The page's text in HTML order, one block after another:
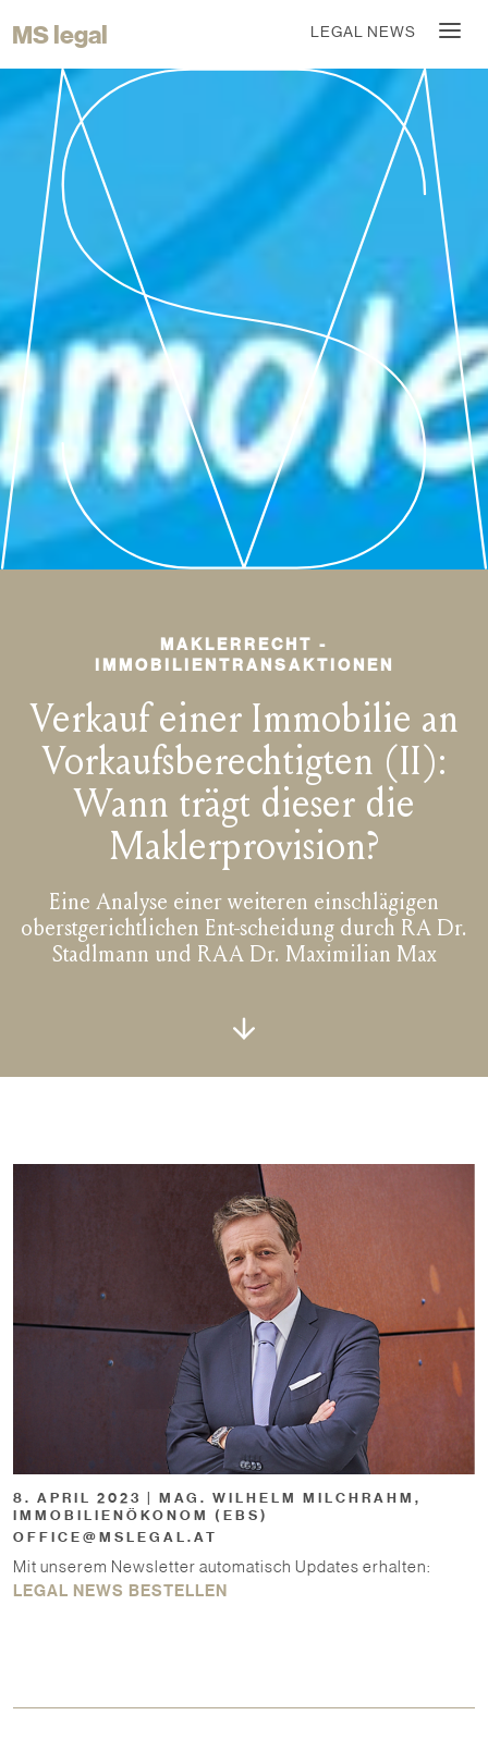
MS legal LEGAL NEWS
MAKLERRECHT -
IMMOBILIENTRANSAKTIONEN
Verkauf einer Immobilie an
Vorkaufsberechtigten (II):
Wann trägt dieser die
Maklerprovision?
Eine Analyse einer weiteren einschlägigen
oberstgerichtlichen Ent-scheidung durch RA Dr.
Stadlmann und RAA Dr. Maximilian Max
8. APRIL 2023 | MAG. WILHELM MILCHRAHM,
IMMOBILIENÖKONOM (EBS)
OFFICE@MSLEGAL.AT
Mit unserem Newsletter automatisch Updates erhalten:
LEGAL NEWS BESTELLEN